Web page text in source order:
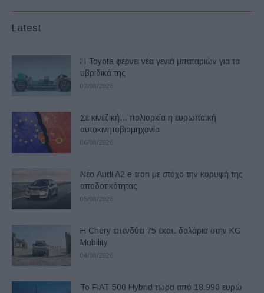
Latest
Η Toyota φέρνει νέα γενιά μπαταριών για τα
υβριδικά της
07/08/2026
Σε κινεζική… πολιορκία η ευρωπαϊκή
αυτοκινητοβιομηχανία
06/08/2026
Νέο Audi A2 e-tron με στόχο την κορυφή της
αποδοτικότητας
05/08/2026
Η Chery επενδύει 75 εκατ. δολάρια στην KG
Mobility
04/08/2026
Το FIAT 500 Hybrid τώρα από 18.990 ευρώ